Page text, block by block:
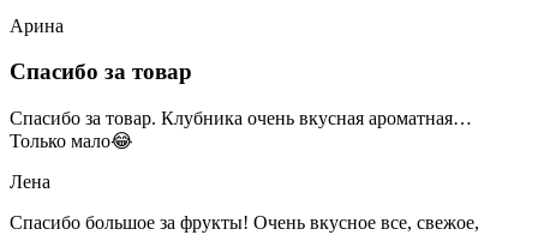
Арина
Спасибо за товар
Спасибо за товар. Клубника очень вкусная ароматная…
Только мало😂
Лена
Спасибо большое за фрукты! Очень вкусное все, свежое,